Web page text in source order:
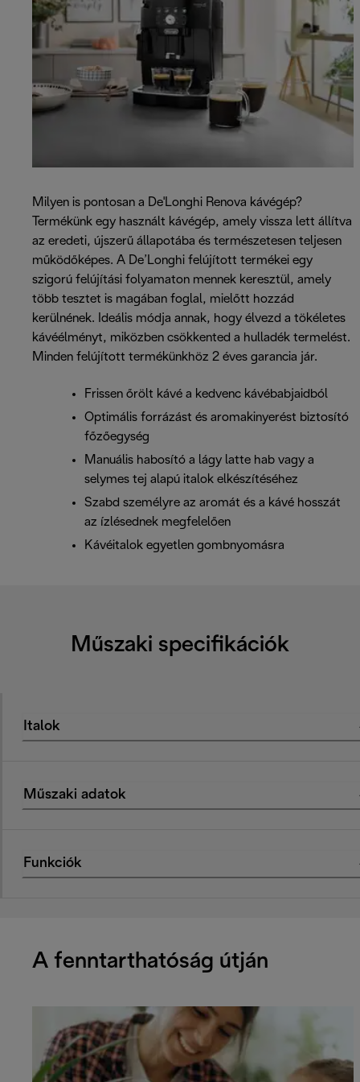
Milyen is pontosan a De'Longhi Renova kávégép?
Termékünk egy használt kávégép, amely vissza lett állítva
az eredeti, újszerű állapotába és természetesen teljesen
működőképes. A De’Longhi felújított termékei egy
szigorú felújítási folyamaton mennek keresztül, amely
több tesztet is magában foglal, mielőtt hozzád
kerülnének. Ideális módja annak, hogy élvezd a tökéletes
kávéélményt, miközben csökkented a hulladék termelést.
Minden felújított termékünkhöz 2 éves garancia jár.
Frissen őrölt kávé a kedvenc kávébabjaidból
Optimális forrázást és aromakinyerést biztosító
főzőegység
Manuális habosító a lágy latte hab vagy a
selymes tej alapú italok elkészítéséhez
Szabd személyre az aromát és a kávé hosszát
az ízlésednek megfelelően
Kávéitalok egyetlen gombnyomásra
Műszaki specifikációk
Italok
Műszaki adatok
Funkciók
A fenntarthatóság útján